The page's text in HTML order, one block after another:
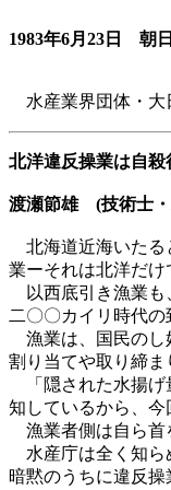
1983年6月23日 朝
水産業界団体・大
北洋違反操業は自
渡瀬節雄 (技術士・
北海道近海いたる
業ーそれは北洋だけ
以西底引き漁業も
二〇〇カイリ時代
漁業は、国民のし
割り当てや取り締
「隠された水揚げ
知しているから、
漁業者側は自ら首
水産庁は全く知ら
暗黙のうちに違反